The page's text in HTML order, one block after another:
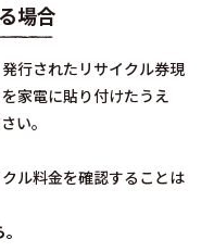
場合
行されたリサイクル券現
家電に貼り付けたうえ
い。
ル料金を確認することは